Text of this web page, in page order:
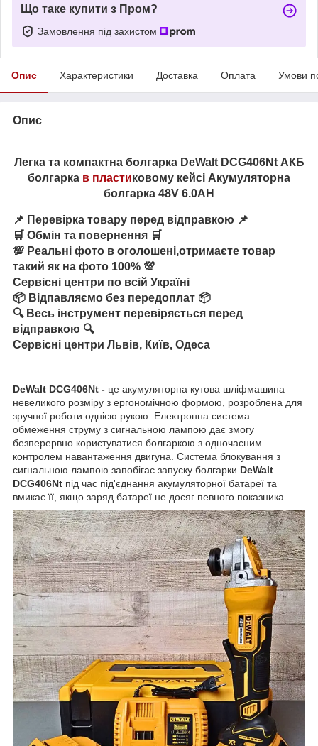
Що таке купити з Пром?
Замовлення під захистом
Опис Характеристики Доставка Оплата Умови
Опис
Легка та компактна болгарка DeWalt DCG406Nt АКБ
болгарка в пластиковому кейсі Акумуляторна
болгарка 48V 6.0AH
📌 Перевірка товару перед відправкою 📌
🛒 Обмін та повернення 🛒
💯 Реальні фото в оголошені,отримаєте товар
такий як на фото 100% 💯
Сервісні центри по всій Україні
📦 Відпавляємо без передоплат 📦
🔍 Весь інструмент перевіряється перед
відправкою 🔍
Сервісні центри Львів, Київ, Одеса
DeWalt DCG406Nt - це акумуляторна кутова шліфмашина
невеликого розміру з ергономічною формою, розроблена для
зручної роботи однією рукою. Електронна система
обмеження струму з сигнальною лампою дає змогу
безперервно користуватися болгаркою з одночасним
контролем навантаження двигуна. Система блокування з
сигнальною лампою запобігає запуску болгарки DeWalt
DCG406Nt під час під'єднання акумуляторної батареї та
вмикає її, якщо заряд батареї не досяг певного показника.